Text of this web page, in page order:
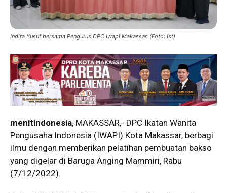
Indira Yusuf bersama Pengurus DPC Iwapi Makassar. (Foto: Ist)
menitindonesia, MAKASSAR,- DPC Ikatan Wanita
Pengusaha Indonesia (IWAPI) Kota Makassar, berbagi
ilmu dengan memberikan pelatihan pembuatan bakso
yang digelar di Baruga Anging Mammiri, Rabu
(7/12/2022).